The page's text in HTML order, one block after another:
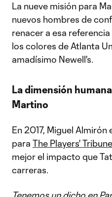
La nueve misión para
nuevos hombres de
renacer a esa
los colores de Atlanta
amadísimo Newell's.
La dimensión
Martino
En 2017, Miguel
para The Players' Tribune
mejor el impacto que
carreras.